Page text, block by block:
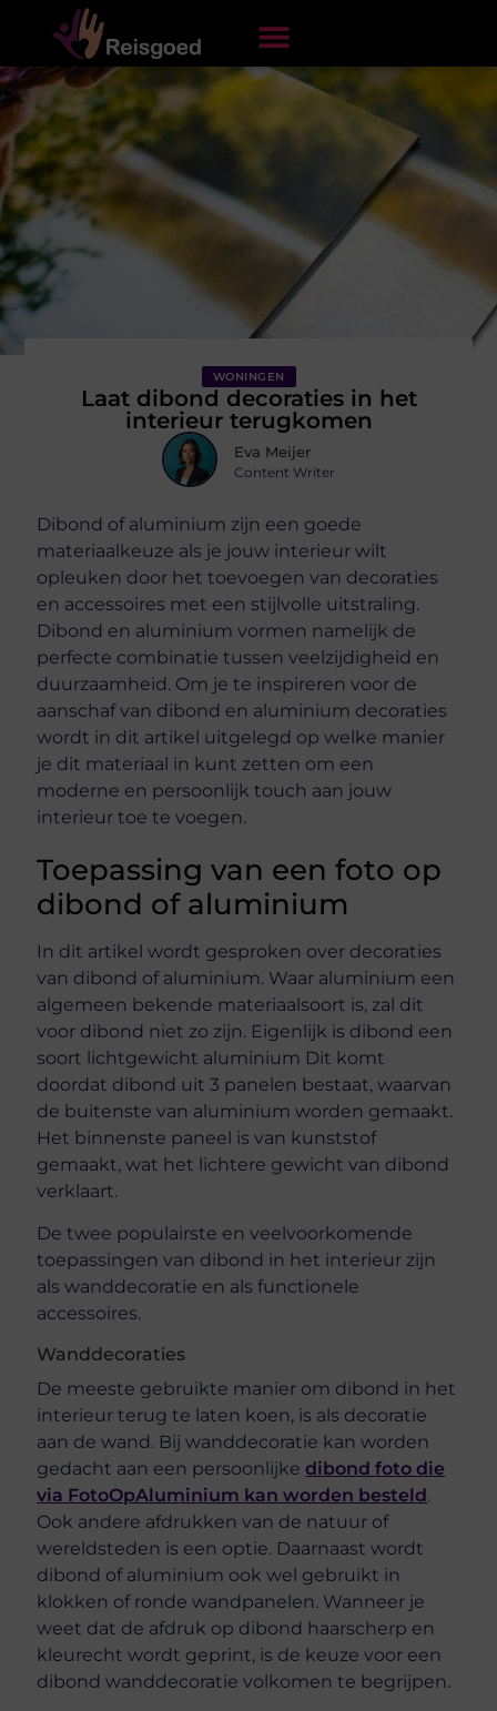
WONINGEN
Laat dibond decoraties in het
interieur terugkomen
Eva Meijer
Content Writer
Dibond of aluminium zijn een goede
materiaalkeuze als je jouw interieur wilt
opleuken door het toevoegen van decoraties
en accessoires met een stijlvolle uitstraling.
Dibond en aluminium vormen namelijk de
perfecte combinatie tussen veelzijdigheid en
duurzaamheid. Om je te inspireren voor de
aanschaf van dibond en aluminium decoraties
wordt in dit artikel uitgelegd op welke manier
je dit materiaal in kunt zetten om een
moderne en persoonlijk touch aan jouw
interieur toe te voegen.
Toepassing van een foto op
dibond of aluminium
In dit artikel wordt gesproken over decoraties
van dibond of aluminium. Waar aluminium een
algemeen bekende materiaalsoort is, zal dit
voor dibond niet zo zijn. Eigenlijk is dibond een
soort lichtgewicht aluminium Dit komt
doordat dibond uit 3 panelen bestaat, waarvan
de buitenste van aluminium worden gemaakt.
Het binnenste paneel is van kunststof
gemaakt, wat het lichtere gewicht van dibond
verklaart.
De twee populairste en veelvoorkomende
toepassingen van dibond in het interieur zijn
als wanddecoratie en als functionele
accessoires.
Wanddecoraties
De meeste gebruikte manier om dibond in het
interieur terug te laten koen, is als decoratie
aan de wand. Bij wanddecoratie kan worden
gedacht aan een persoonlijkedibond foto die
via FotoOpAluminium kan worden besteld .
Ook andere afdrukken van de natuur of
wereldsteden is een optie. Daarnaast wordt
dibond of aluminium ook wel gebruikt in
klokken of ronde wandpanelen. Wanneer je
weet dat de afdruk op dibond haarscherp en
kleurecht wordt geprint, is de keuze voor een
dibond wanddecoratie volkomen te begrijpen.